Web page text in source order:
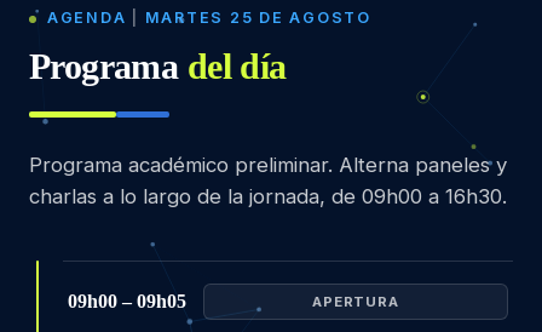
AGENDA MARTES 25 DE AGOSTO
Programa del día
Programa académico preliminar. Alterna paneles y
charlas a lo largo de la jornada, de 09h00 a 16h30.
09h00 – 09h05 APERTURA